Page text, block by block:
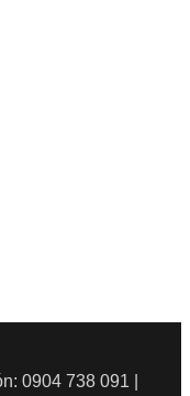
0904 738 091 |